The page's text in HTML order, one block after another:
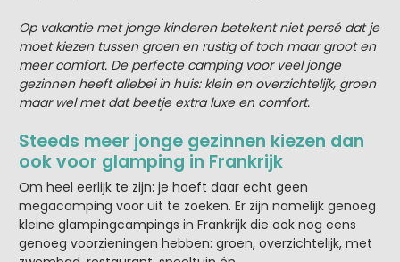
Op vakantie met jonge kinderen betekent niet persé dat je
moet kiezen tussen groen en rustig of toch maar groot en
meer comfort. De perfecte camping voor veel jonge
gezinnen heeft allebei in huis: klein en overzichtelijk, groen
maar wel met dat beetje extra luxe en comfort.
Steeds meer jonge gezinnen kiezen dan
ook voor glamping in Frankrijk
Om heel eerlijk te zijn: je hoeft daar echt geen
megacamping voor uit te zoeken. Er zijn namelijk genoeg
kleine glampingcampings in Frankrijk die ook nog eens
genoeg voorzieningen hebben: groen, overzichtelijk, met